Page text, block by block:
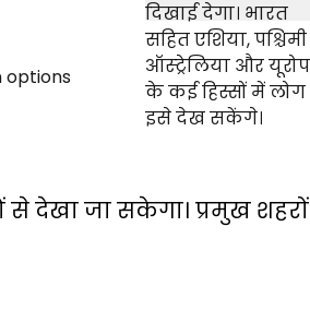
देखा जा सकेगा। प्रमुख शहरों